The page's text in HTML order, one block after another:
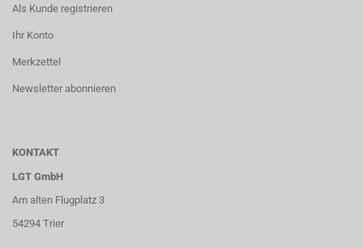
Als Kunde registrieren
Ihr Konto
Merkzettel
Newsletter abonnieren
KONTAKT
LGT GmbH
Am alten Flugplatz 3
54294 Trier